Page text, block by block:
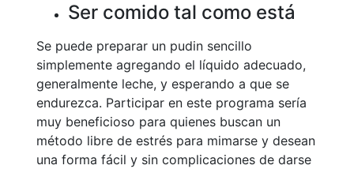
Ser comido tal como está
Se puede preparar un pudin sencillo
simplemente agregando el líquido adecuado,
generalmente leche, y esperando a que se
endurezca. Participar en este programa sería
muy beneficioso para quienes buscan un
método libre de estrés para mimarse y desean
una forma fácil y sin complicaciones de darse